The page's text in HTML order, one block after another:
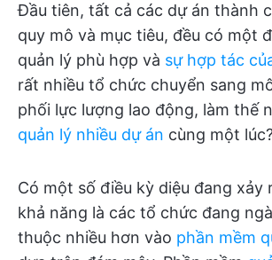
Đầu tiên, tất cả các dự án thành
quy mô và mục tiêu, đều có một
quản lý phù hợp và sự hợp tác
rất nhiều tổ chức chuyển sang
phối lực lượng lao động, làm thế
quản lý nhiều dự án cùng một
Có một số điều kỳ diệu đang xảy
khả năng là các tổ chức đang
thuộc nhiều hơn vào phần mềm